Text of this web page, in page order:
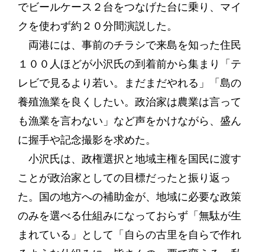
でビールケース２台をつなげた台に乗り、マイ
クを使わず約２０分間演説した。
両港には、事前のチラシで来島を知った住民
１００人ほどが小沢氏の到着前から集まり「テ
レビで見るより若い。まだまだやれる」「島の
養殖漁業を良くしたい。政治家は農業は言って
も漁業を言わない」など声をかけながら、盛ん
に握手や記念撮影を求めた。
小沢氏は、政権選択と地域主権を国民に渡す
ことが政治家としての目標だったと振り返っ
た。国の地方への補助金が、地域に必要な政策
のみを選べる仕組みになっておらず「無駄が生
まれている」として「自らの古里を自らで作れ